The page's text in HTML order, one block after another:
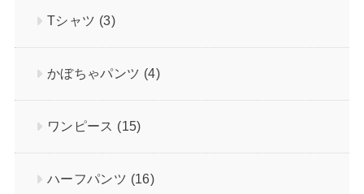
Tシャツ (3)
かぼちゃパンツ (4)
ワンピース (15)
ハーフパンツ (16)